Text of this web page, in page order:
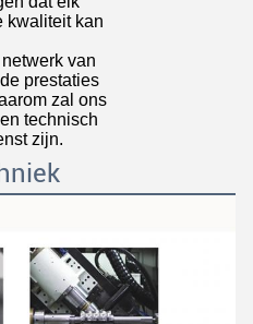
kwaliteit kan
van
prestaties
zal ons
technisch
zijn.